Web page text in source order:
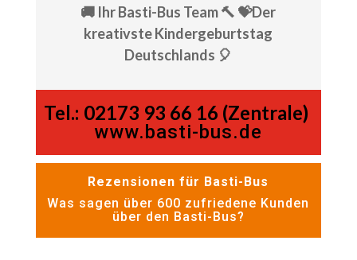
🚚 Ihr Basti-Bus Team 🔨 💝Der
kreativste Kindergeburtstag
Deutschlands 🎈
Tel.: 02173 93 66 16 (Zentrale)
www.basti-bus.de
Rezensionen für Basti-Bus
Was sagen über 600 zufriedene Kunden
über den Basti-Bus?